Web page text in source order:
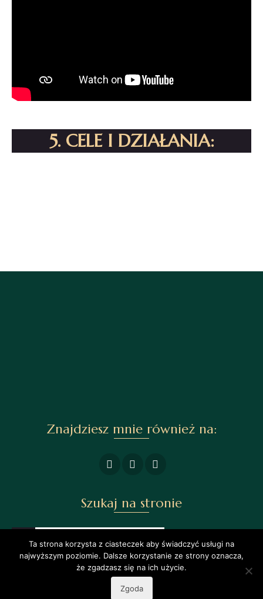
5. CELE I DZIAŁANIA:
Znajdziesz mnie również na:
Szukaj na stronie
© 2026 Agnieszka Żmuda | Teksty zamieszczone na niniejszej stronie objęte są prawem
Ta strona korzysta z ciasteczek aby świadczyć usługi na
najwyższym poziomie. Dalsze korzystanie ze strony oznacza,
że zgadzasz się na ich użycie.
Zgoda